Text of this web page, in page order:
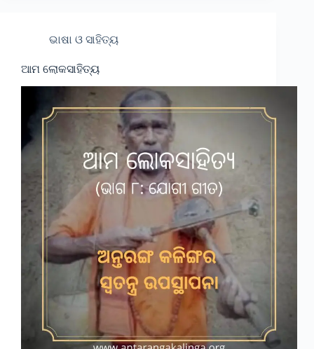
ଭାଷା ଓ ସାହିତ୍ୟ
ଆମ ଲୋକସାହିତ୍ୟ